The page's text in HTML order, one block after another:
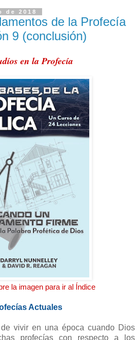
de 2018
de la Profecía
9 (conclusión)
en la Profecía
la imagen para ir al Índice
Actuales
vivir en una época cuando Dios
profecías con respecto a los